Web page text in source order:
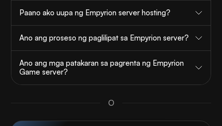
Paano ako uupa ng Empyrion server hosting?
Ano ang proseso ng paglilipat sa Empyrion server?
Ano ang mga patakaran sa pagrenta ng Empyrion
Game server?
O